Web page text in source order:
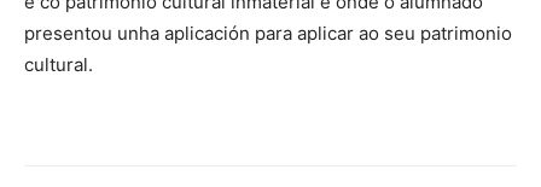
presentou unha aplicación para aplicar ao seu patrimonio
cultural.